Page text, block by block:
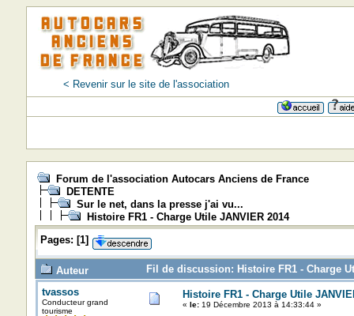
< Revenir sur le site de l'association
Forum de l'association Autocars Anciens de France
DETENTE
Sur le net, dans la presse j'ai vu...
Histoire FR1 - Charge Utile JANVIER 2014
Pages: [1]
Auteur
Fil de discussion: Histoire FR1 - Charge
tvassos
Conducteur grand
tourisme
Histoire FR1 - Charge Utile
« le:19 Décembre 2013 à 14:33:44 »